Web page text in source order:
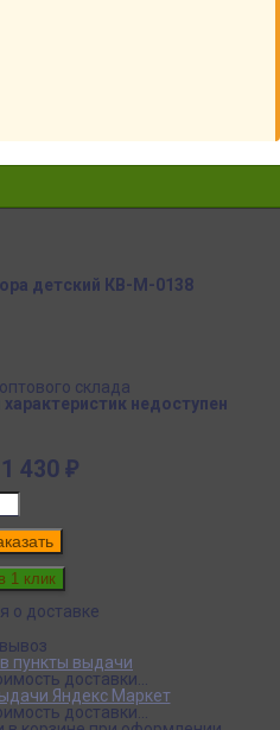
детский КВ-М-0138
склада
недоступен
1 430 ₽
о доставке
пункты выдачи
доставки...
Яндекс Маркет
доставки...